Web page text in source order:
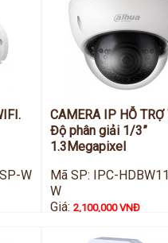
W
CAMERA IP HỖ TRỢ
Độ phân giải 1/3”
1.3Megapixel
Mã SP: IPC-
W
Giá:2,100,000 VNĐ